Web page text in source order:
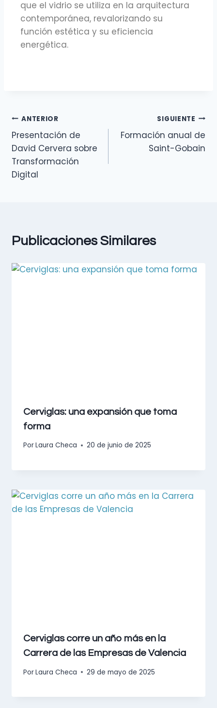
que el vidrio se utiliza en la arquitectura
contemporánea, revalorizando su
función estética y su eficiencia
energética.
ANTERIOR
Presentación de
David Cervera sobre
Transformación
Digital
SIGUIENTE
Formación anual de
Saint-Gobain
Publicaciones Similares
Cerviglas: una expansión que toma
forma
PorLaura Checa 20 de junio de 2025
Cerviglas corre un año más en la
Carrera de las Empresas de Valencia
PorLaura Checa 29 de mayo de 2025